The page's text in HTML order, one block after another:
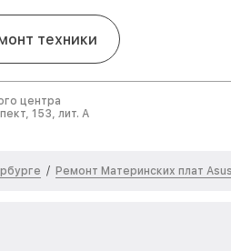
техники
центра
153, лит. А
/ Ремонт Материнских плат Asus